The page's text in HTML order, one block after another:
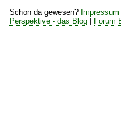
Schon da gewesen? Impressum
Perspektive - das Blog
Forum